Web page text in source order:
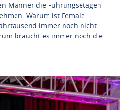
Männer die Führungsetagen
Warum ist Female
immer noch nicht
braucht es immer noch die